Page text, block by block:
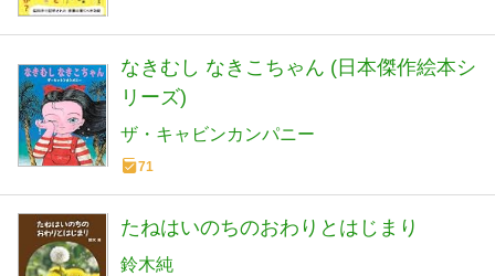
なきむし なきこちゃん (日本傑作絵本シ
リーズ)
ザ・キャビンカンパニー
71
たねはいのちのおわりとはじまり
鈴木純